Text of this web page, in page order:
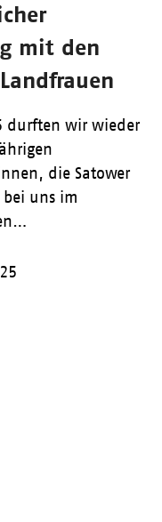
mit den
durften wir wieder
die Satower
uns im